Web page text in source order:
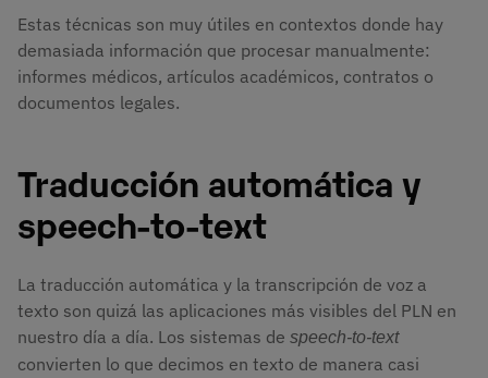
Estas técnicas son muy útiles en contextos donde hay
demasiada información que procesar manualmente:
informes médicos, artículos académicos, contratos o
documentos legales.
Traducción automática y
speech-to-text
La traducción automática y la transcripción de voz a
texto son quizá las aplicaciones más visibles del PLN en
nuestro día a día. Los sistemas de speech-to-text
convierten lo que decimos en texto de manera casi